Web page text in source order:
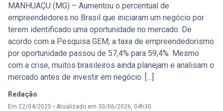
MANHUAÇU (MG) – Aumentou o percentual de
empreendedores no Brasil que iniciaram um negócio por
terem identificado uma oportunidade no mercado. De
acordo com a Pesquisa GEM, a taxa de empreendedorismo
por oportunidade passou de 57,4% para 59,4%. Mesmo
com a crise, muitos brasileiros ainda planejam e analisam o
mercado antes de investir em negócio. […]
Redação
Em 22/04/2025 • Atualizado em 30/06/2026, 04h30